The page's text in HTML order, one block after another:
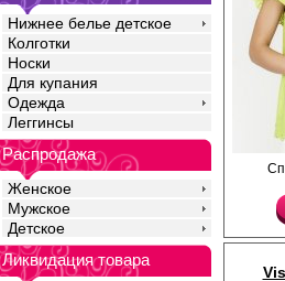
Нижнее белье детское
Колготки
Носки
Для купания
Одежда
Леггинсы
Распродажа
Женское
Мужское
Детское
Ликвидация товара
Топ из плотного
плечами, без
отделки горловины и
Хлопок 100%